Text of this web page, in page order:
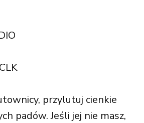
przylutuj cienkie
padów. Jeśli jej nie masz,